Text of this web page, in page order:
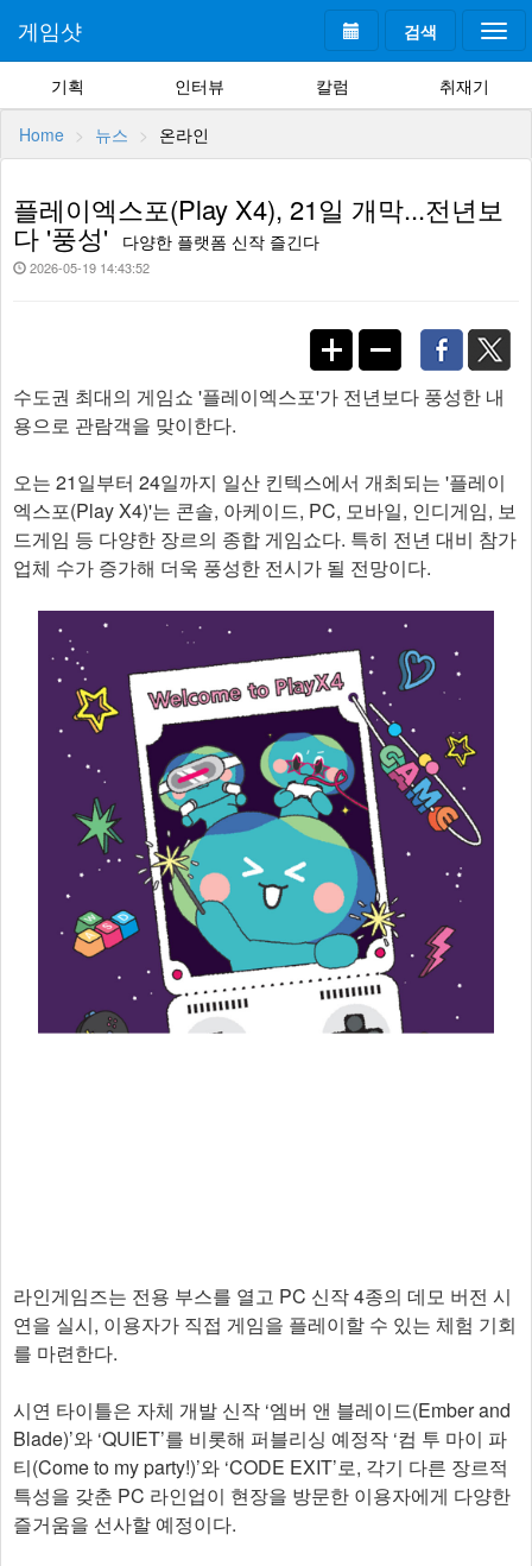
검색
게임샷
기획 인터뷰 칼럼 취재기
Home 뉴스 온라인
플레이엑스포(Play X4), 21일 개막...전년보
다 '풍성' 다양한 플랫폼 신작 즐긴다
2026-05-19 14:43:52
수도권 최대의 게임쇼 '플레이엑스포'가 전년보다 풍성한 내
용으로 관람객을 맞이한다.
오는 21일부터 24일까지 일산 킨텍스에서 개최되는 '플레이
엑스포(Play X4)'는 콘솔, 아케이드, PC, 모바일, 인디게임, 보
드게임 등 다양한 장르의 종합 게임쇼다. 특히 전년 대비 참가
업체 수가 증가해 더욱 풍성한 전시가 될 전망이다.
라인게임즈는 전용 부스를 열고 PC 신작 4종의 데모 버전 시
연을 실시, 이용자가 직접 게임을 플레이할 수 있는 체험 기회
를 마련한다.
시연 타이틀은 자체 개발 신작 ‘엠버 앤 블레이드(Ember and
Blade)’와 ‘QUIET’를 비롯해 퍼블리싱 예정작 ‘컴 투 마이 파
티(Come to my party!)’와 ‘CODE EXIT’로, 각기 다른 장르적
특성을 갖춘 PC 라인업이 현장을 방문한 이용자에게 다양한
즐거움을 선사할 예정이다.